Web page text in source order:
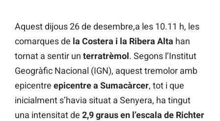
Aquest dijous 26 de desembre,a les 10.11 h, les
comarques de la Costera i la Ribera Alta han
tornat a sentir un terratrèmol. Segons l’Institut
Geogràfic Nacional (IGN), aquest tremolor amb
epicentre epicentre a Sumacàrcer, tot i que
inicialment s’havia situat a Senyera, ha tingut
una intensitat de 2,9 graus en l’escala de Richter